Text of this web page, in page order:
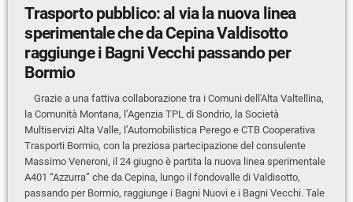
Trasporto pubblico: al via la nuova linea
sperimentale che da Cepina Valdisotto
raggiunge i Bagni Vecchi passando per
Bormio
Grazie a una fattiva collaborazione tra i Comuni dell'Alta Valtellina,
la Comunità Montana, l’Agenzia TPL di Sondrio, la Società
Multiservizi Alta Valle, l’Automobilistica Perego e CTB Cooperativa
Trasporti Bormio, con la preziosa partecipazione del consulente
Massimo Veneroni, il 24 giugno è partita la nuova linea sperimentale
A401 “Azzurra” che da Cepina, lungo il fondovalle di Valdisotto,
passando per Bormio, raggiunge i Bagni Nuovi e i Bagni Vecchi. Tale